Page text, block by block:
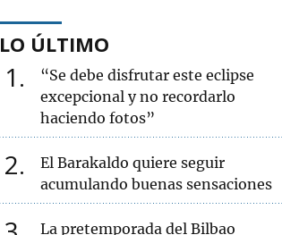
LO ÚLTIMO
1
“Se debe disfrutar este eclipse
excepcional y no recordarlo
haciendo fotos”
2
El Barakaldo quiere seguir
acumulando buenas sensaciones
La pretemporada del Bilbao